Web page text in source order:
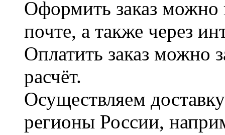
Оформить заказ можно
почте, а также через
Оплатить заказ можно
расчёт.
Осуществляем
регионы России,